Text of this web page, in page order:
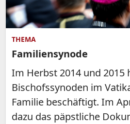
THEMA
Familiensynode
Im Herbst 2014 und 2015
Bischofssynoden im
Familie beschäftigt. Im
dazu das päpstliche